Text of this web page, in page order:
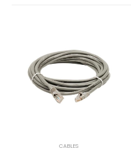
CABLES